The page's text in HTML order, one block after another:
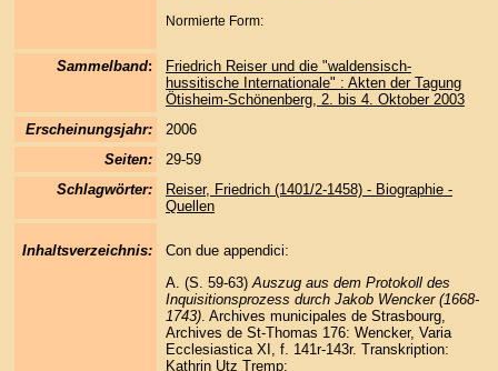
Normierte Form:
Sammelband:
Friedrich Reiser und die "waldensisch-
hussitische Internationale" : Akten der Tagung
Ötisheim-Schönenberg, 2. bis 4. Oktober 2003
Erscheinungsjahr:
2006
Seiten:
29-59
Schlagwörter:
Reiser, Friedrich (1401/2-1458) - Biographie -
Quellen
Inhaltsverzeichnis:
Con due appendici:
A. (S. 59-63) Auszug aus dem Protokoll des
Inquisitionsprozess durch Jakob Wencker (1668-
1743). Archives municipales de Strasbourg,
Archives de St-Thomas 176: Wencker, Varia
Ecclesiastica XI, f. 141r-143r. Transkription:
Kathrin Utz Tremp;